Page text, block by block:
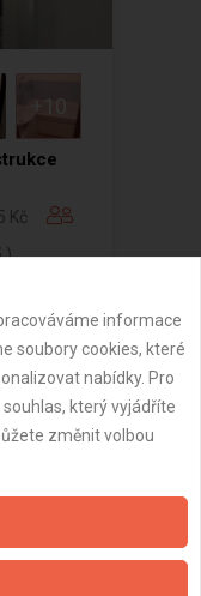
Kč
)
+10
informace
soubory cookies, které
nabídky. Pro
který vyjádříte
změnit volbou